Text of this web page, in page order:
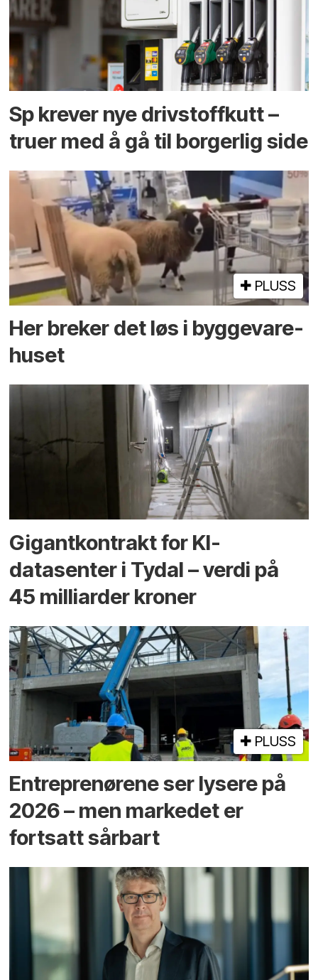
Sp krever nye drivstoffkutt –
truer med å gå til borgerlig side
PLUSS
Her breker det løs i bygge­vare­
huset
Gigantkontrakt for KI-
datasenter i Tydal – verdi på
45 milliarder kroner
PLUSS
Entreprenørene ser lysere på
2026 – men markedet er
fortsatt sårbart